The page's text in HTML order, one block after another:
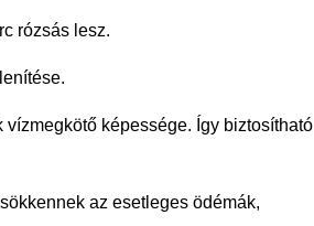
rózsás lesz.
képessége. Így biztosítható
az esetleges ödémák,